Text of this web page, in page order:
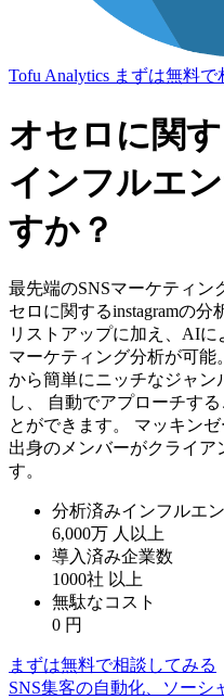
Tofu Analytics まずは無料で
オセロに関
インフルエ
すか？
最先端のSNSマーケティン
セロに関するinstagramの
リストアップに加え、AI
マーケティング分析が可能
から簡単にニッチなジャン
し、 自動でアプローチす
とができます。 マッキン
出身のメンバーがクライア
す。
分析済みインフルエ
6,000万 人以上
導入済み企業数
1000社 以上
無駄なコスト
0 円
まずは無料で相談してみる
SNS集客の自動化、ソーシ